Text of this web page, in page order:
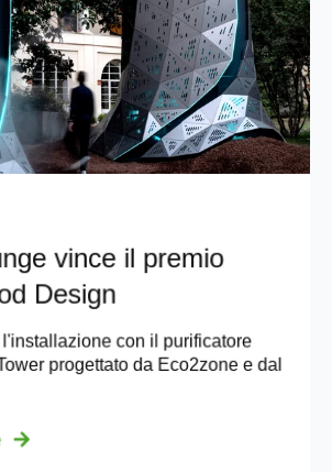
vince il premio
Design
con il purificatore
progettato da Eco2zone e dal